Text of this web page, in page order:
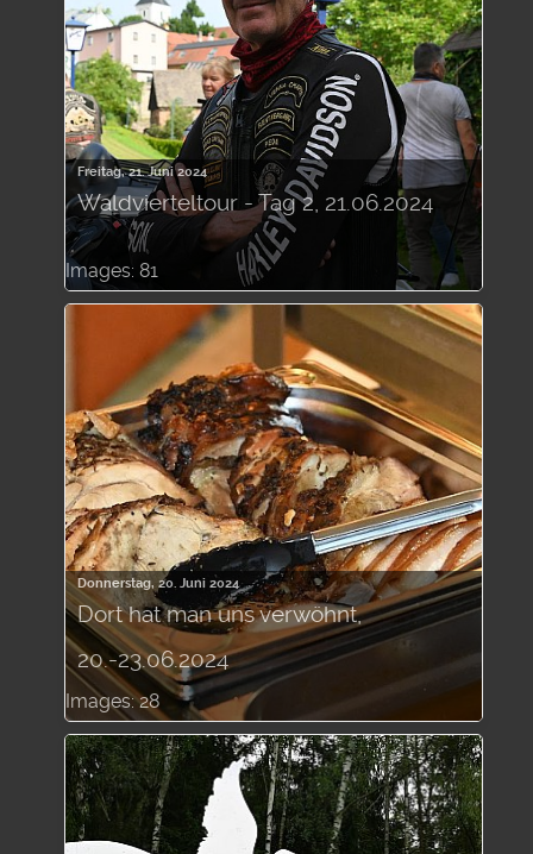
Freitag, 21. Juni 2024
Waldvierteltour - Tag 2, 21.06.2024
Images: 81
Donnerstag, 20. Juni 2024
Dort hat man uns verwöhnt,
20.-23.06.2024
Images: 28